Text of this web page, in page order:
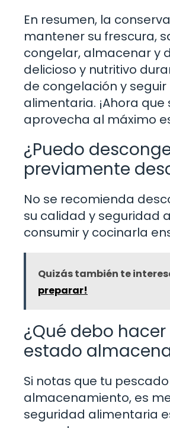
En resumen, la
mantener su frescura,
congelar, almacenar y
delicioso y nutritivo
de congelación y
alimentaria. ¡Ahora
aprovecha al máximo
¿Puedo
previamente
No se recomienda
su calidad y seguridad
consumir y cocinarla
Quizás también te
preparar!
¿Qué debo
estado
Si notas que tu
almacenamiento, es
seguridad alimentaria